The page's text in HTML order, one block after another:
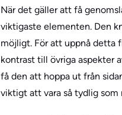
När det gäller att få
viktigaste elementen. Den
möjligt. För att uppnå detta
kontrast till övriga aspekter
få den att hoppa ut från
viktigt att vara så tydlig som